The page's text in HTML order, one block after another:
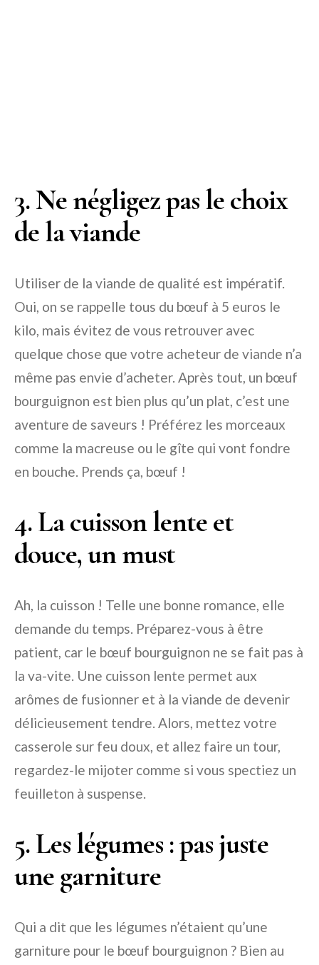
3. Ne négligez pas le choix
de la viande
Utiliser de la viande de qualité est impératif.
Oui, on se rappelle tous du bœuf à 5 euros le
kilo, mais évitez de vous retrouver avec
quelque chose que votre acheteur de viande n’a
même pas envie d’acheter. Après tout, un bœuf
bourguignon est bien plus qu’un plat, c’est une
aventure de saveurs ! Préférez les morceaux
comme la macreuse ou le gîte qui vont fondre
en bouche. Prends ça, bœuf !
4. La cuisson lente et
douce, un must
Ah, la cuisson ! Telle une bonne romance, elle
demande du temps. Préparez-vous à être
patient, car le bœuf bourguignon ne se fait pas à
la va-vite. Une cuisson lente permet aux
arômes de fusionner et à la viande de devenir
délicieusement tendre. Alors, mettez votre
casserole sur feu doux, et allez faire un tour,
regardez-le mijoter comme si vous spectiez un
feuilleton à suspense.
5. Les légumes : pas juste
une garniture
Qui a dit que les légumes n’étaient qu’une
garniture pour le bœuf bourguignon ? Bien au